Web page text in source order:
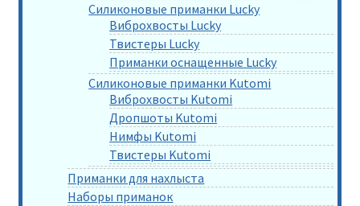
Силиконовые приманки Lucky
Виброхвосты Lucky
Твистеры Lucky
Приманки оснащенные Lucky
Силиконовые приманки Kutomi
Виброхвосты Kutomi
Дропшоты Kutomi
Нимфы Kutomi
Твистеры Kutomi
Приманки для нахлыста
Наборы приманок